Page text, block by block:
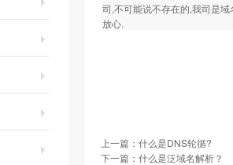
司,不可能说不存在的,我司是
放心.
上一篇： 什么是DNS轮循?
下一篇： 什么是泛域名解析？